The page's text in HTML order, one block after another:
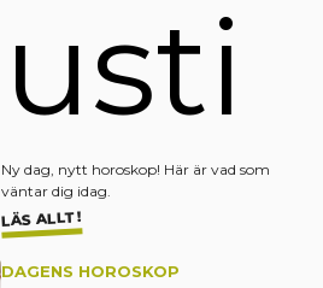
usti
Ny dag, nytt horoskop! Här är vad som
väntar dig idag.
LÄS ALLT!
DAGENS HOROSKOP